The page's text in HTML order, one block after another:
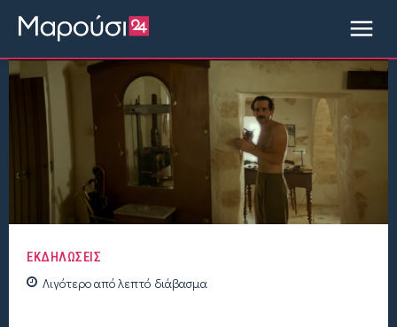
ΕΚΔΗΛΩΣΕΙΣ
Λιγότερο απόλεπτό διάβασμα